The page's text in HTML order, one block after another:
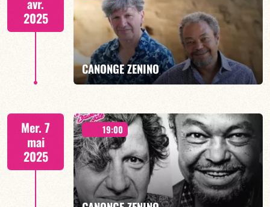
EN SAVOIR PLUS
avr.
2025
CANONGE ZENINO
DUO JAZZ - 19h00
EN SAVOIR PLUS
Mer. 7
mai
2025
19:00